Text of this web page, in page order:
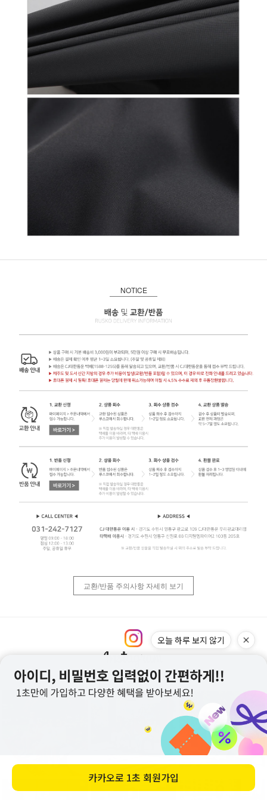
NOTICE
교환/반품 주의사항 자세히 보기
@rusko_hyunjun
오늘 하루 보지 않기
카카오로 1초 회원가입